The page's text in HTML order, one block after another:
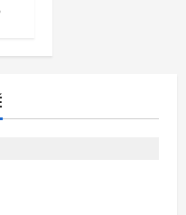
des courtiers